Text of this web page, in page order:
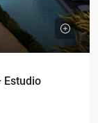
Estudio